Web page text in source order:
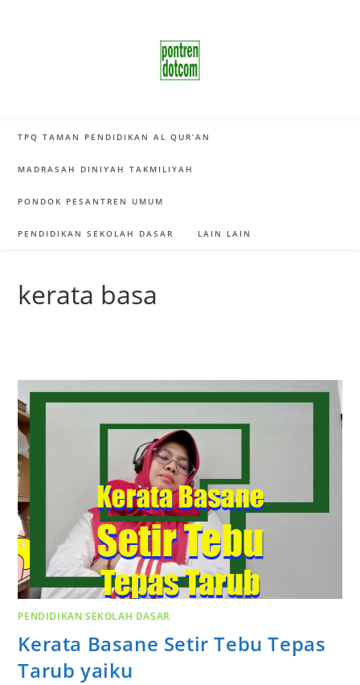
TPQ TAMAN PENDIDIKAN AL QUR’AN
MADRASAH DINIYAH TAKMILIYAH
PONDOK PESANTREN UMUM
PENDIDIKAN SEKOLAH DASAR LAIN LAIN
kerata basa
PENDIDIKAN SEKOLAH DASAR
Kerata Basane Setir Tebu Tepas
Tarub yaiku